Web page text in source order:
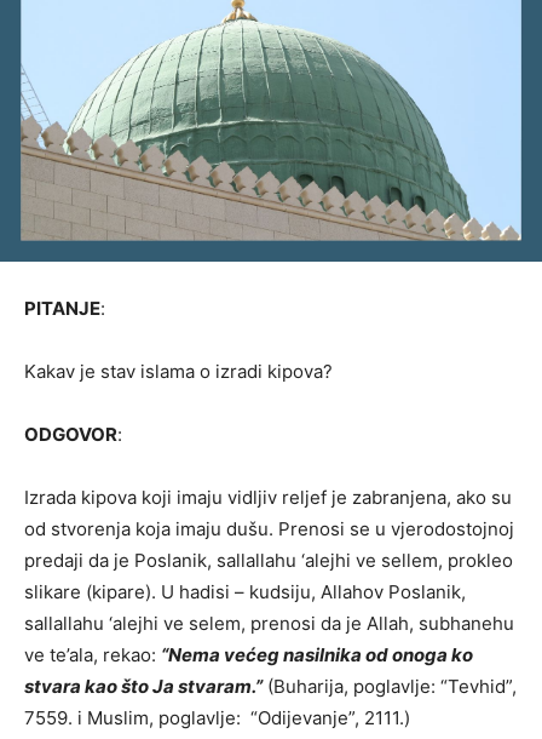
PITANJE:
Kakav je stav islama o izradi kipova?
ODGOVOR:
Izrada kipova koji imaju vidljiv reljef je zabranjena, ako su
od stvorenja koja imaju dušu. Prenosi se u vjerodostojnoj
predaji da je Poslanik, sallallahu ‘alejhi ve sellem, prokleo
slikare (kipare). U hadisi – kudsiju, Allahov Poslanik,
sallallahu ‘alejhi ve selem, prenosi da je Allah, subhanehu
ve te’ala, rekao: “Nema većeg nasilnika od onoga ko
stvara kao što Ja stvaram.”(Buharija, poglavlje: “Tevhid”,
7559. i Muslim, poglavlje: “Odijevanje”, 2111.)